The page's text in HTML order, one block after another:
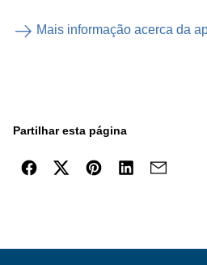
Mais informação acerca da
Partilhar esta página